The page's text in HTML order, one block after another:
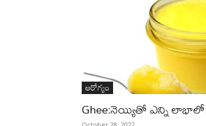
ఆరోగ్యం
Ghee:నెయ్యితో ఎన్ని